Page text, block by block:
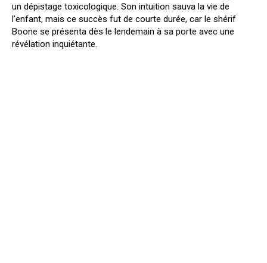
un dépistage toxicologique. Son intuition sauva la vie de
l’enfant, mais ce succès fut de courte durée, car le shérif
Boone se présenta dès le lendemain à sa porte avec une
révélation inquiétante.